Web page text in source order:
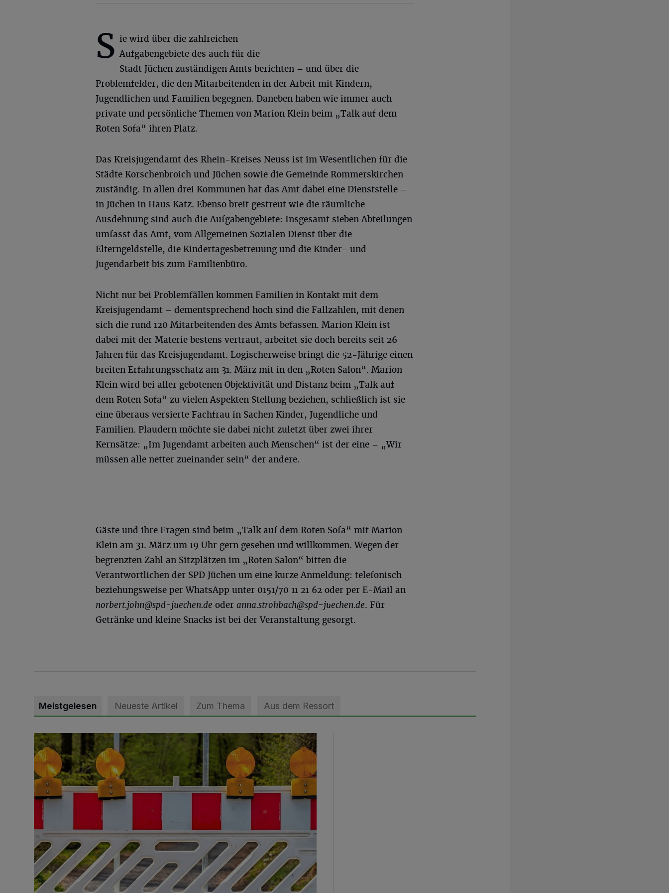
S ie wird über die zahlreichen
Aufgabengebiete des auch für die
Stadt Jüchen zuständigen Amts berichten – und über die
Problemfelder, die den Mitarbeitenden in der Arbeit mit Kindern,
Jugendlichen und Familien begegnen. Daneben haben wie immer auch
private und persönliche Themen von Marion Klein beim „Talk auf dem
Roten Sofa“ ihren Platz.
Das Kreisjugendamt des Rhein-Kreises Neuss ist im Wesentlichen für die
Städte Korschenbroich und Jüchen sowie die Gemeinde Rommerskirchen
zuständig. In allen drei Kommunen hat das Amt dabei eine Dienststelle –
in Jüchen in Haus Katz. Ebenso breit gestreut wie die räumliche
Ausdehnung sind auch die Aufgabengebiete: Insgesamt sieben Abteilungen
umfasst das Amt, vom Allgemeinen Sozialen Dienst über die
Elterngeldstelle, die Kindertagesbetreuung und die Kinder- und
Jugendarbeit bis zum Familienbüro.
Nicht nur bei Problemfällen kommen Familien in Kontakt mit dem
Kreisjugendamt – dementsprechend hoch sind die Fallzahlen, mit denen
sich die rund 120 Mitarbeitenden des Amts befassen. Marion Klein ist
dabei mit der Materie bestens vertraut, arbeitet sie doch bereits seit 26
Jahren für das Kreisjugendamt. Logischerweise bringt die 52-Jährige einen
breiten Erfahrungsschatz am 31. März mit in den „Roten Salon“. Marion
Klein wird bei aller gebotenen Objektivität und Distanz beim „Talk auf
dem Roten Sofa“ zu vielen Aspekten Stellung beziehen, schließlich ist sie
eine überaus versierte Fachfrau in Sachen Kinder, Jugendliche und
Familien. Plaudern möchte sie dabei nicht zuletzt über zwei ihrer
Kernsätze: „Im Jugendamt arbeiten auch Menschen“ ist der eine – „Wir
müssen alle netter zueinander sein“ der andere.
Gäste und ihre Fragen sind beim „Talk auf dem Roten Sofa“ mit Marion
Klein am 31. März um 19 Uhr gern gesehen und willkommen. Wegen der
begrenzten Zahl an Sitzplätzen im „Roten Salon“ bitten die
Verantwortlichen der SPD Jüchen um eine kurze Anmeldung: telefonisch
beziehungsweise per WhatsApp unter 0151/70 11 21 62 oder per E-Mail an
norbert.john@spd-juechen.de oder anna.strohbach@spd-juechen.de. Für
Getränke und kleine Snacks ist bei der Veranstaltung gesorgt.
Meistgelesen Neueste Artikel Zum Thema Aus dem Ressort
Vollsperrung der Talstraße in Grevenbroich-Kapellen